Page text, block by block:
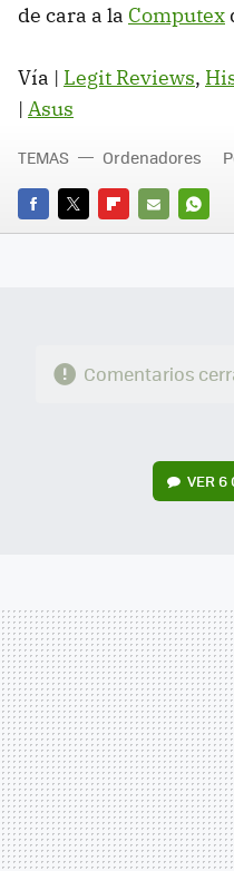
de cara a la Computex
Vía | Legit Reviews,
| Asus
FACEBOOK
TWITTERFLIPBOARD
E-
TEMAS Ordenadores
Comentarios
VER6